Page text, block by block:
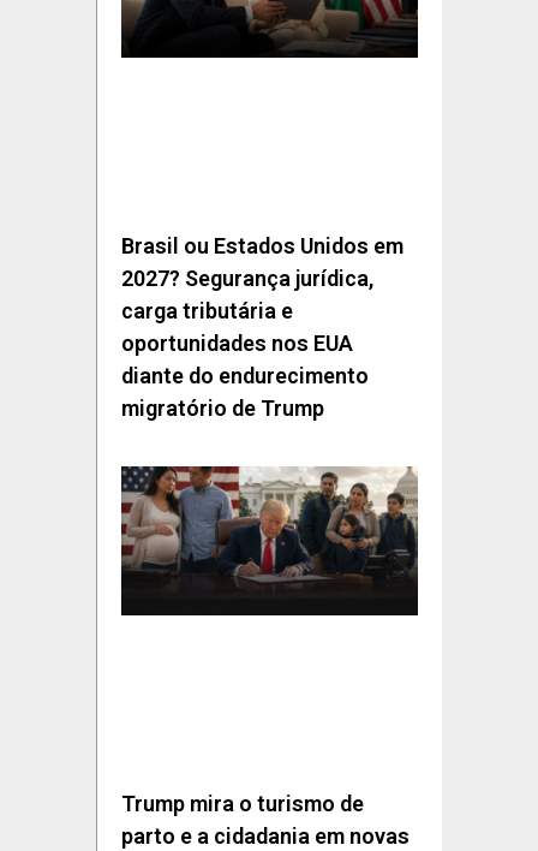
Brasil ou Estados Unidos em
2027? Segurança jurídica,
carga tributária e
oportunidades nos EUA
diante do endurecimento
migratório de Trump
Trump mira o turismo de
parto e a cidadania em novas